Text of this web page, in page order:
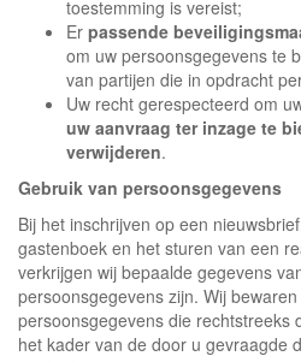
toestemming is vereist;
Er passende
om uw persoonsgegevens te
van partijen die in opdracht
Uw recht gerespecteerd om
uw aanvraag ter inzage te
verwijderen.
Gebruik van persoonsgegevens
Bij het inschrijven op een
gastenboek en het sturen van een
verkrijgen wij bepaalde gegevens
persoonsgegevens zijn. Wij
persoonsgegevens die rechtstreeks
het kader van de door u gevraagde